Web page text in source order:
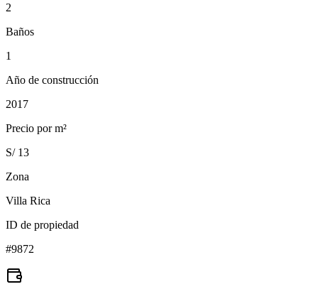
2
Baños
1
Año de construcción
2017
Precio por m²
S/ 13
Zona
Villa Rica
ID de propiedad
#9872